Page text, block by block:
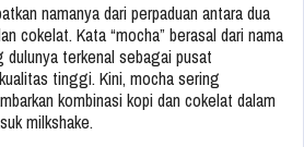
namanya dari perpaduan antara dua
cokelat. Kata “mocha” berasal dari nama
dulunya terkenal sebagai pusat
tinggi. Kini, mocha sering
kombinasi kopi dan cokelat dalam
milkshake.